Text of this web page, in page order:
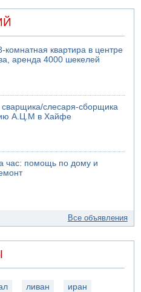
комнатная квартира в центре
аренда 4000 шекелей
сварщика/слесаря-сборщика
А.Ц.М в Хайфе
час: помощь по дому и
Все объявления
ливан иран